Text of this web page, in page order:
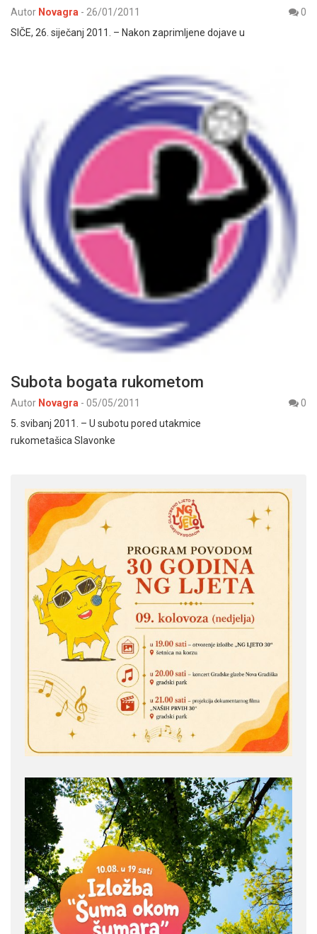
Autor Novagra - 26/01/2011
0
SIČE, 26. siječanj 2011. – Nakon zaprimljene dojave u
Subota bogata rukometom
Autor Novagra - 05/05/2011
0
5. svibanj 2011. – U subotu pored utakmice
rukometašica Slavonke